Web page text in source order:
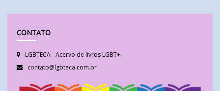
CONTATO
LGBTECA - Acervo de livros LGBT+
contato@lgbteca.com.br